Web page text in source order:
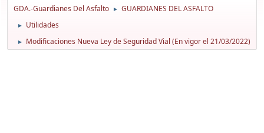
GDA.-Guardianes Del Asfalto ► GUARDIANES DEL ASFALTO
► Utilidades
► Modificaciones Nueva Ley de Seguridad Vial (En vigor el 21/03/2022)